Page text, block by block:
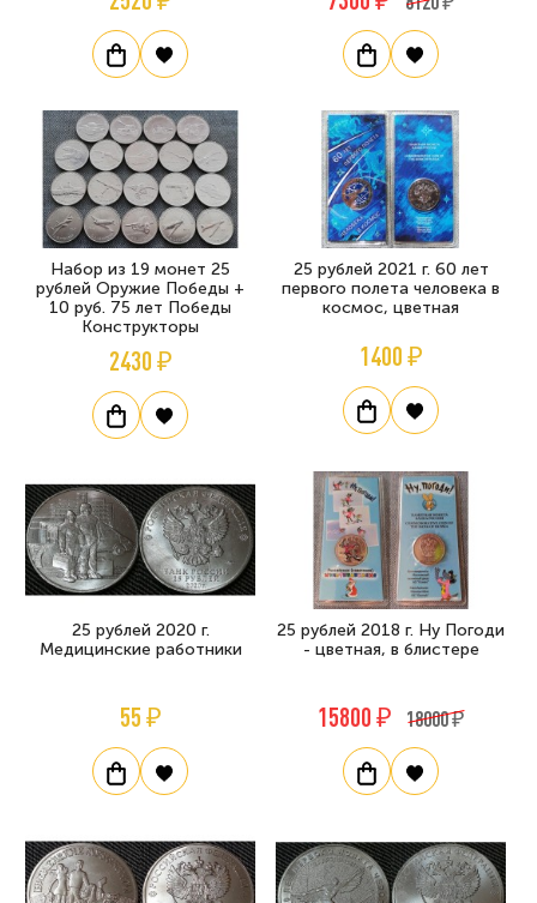
Набор из 19 монет 25
рублей Оружие Победы +
10 руб. 75 лет Победы
Конструкторы
2430 ₽
25 рублей 2021 г. 60 лет
первого полета человека в
космос, цветная
1400 ₽
25 рублей 2020 г.
Медицинские работники
55 ₽
25 рублей 2018 г. Ну Погоди
- цветная, в блистере
15800 ₽ 18000 ₽